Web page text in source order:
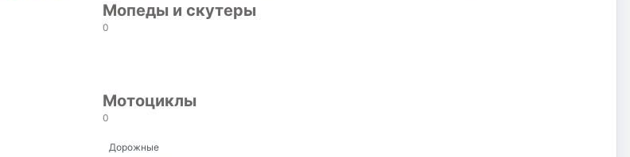
Мопеды и скутеры
0
Мотоциклы
0
Дорожные